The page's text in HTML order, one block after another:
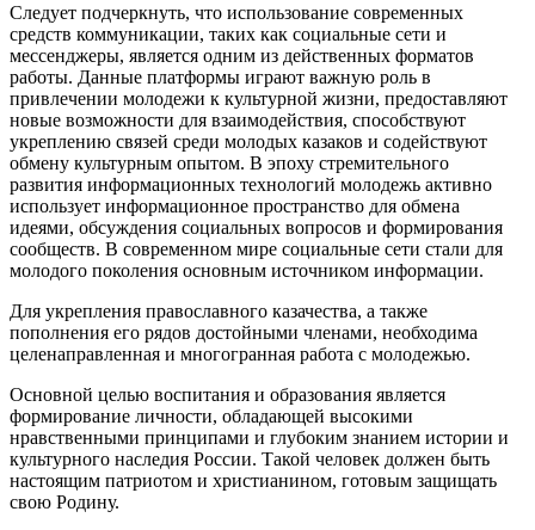
Следует подчеркнуть, что использование современных
средств коммуникации, таких как социальные сети и
мессенджеры, является одним из действенных форматов
работы. Данные платформы играют важную роль в
привлечении молодежи к культурной жизни, предоставляют
новые возможности для взаимодействия, способствуют
укреплению связей среди молодых казаков и содействуют
обмену культурным опытом. В эпоху стремительного
развития информационных технологий молодежь активно
использует информационное пространство для обмена
идеями, обсуждения социальных вопросов и формирования
сообществ. В современном мире социальные сети стали для
молодого поколения основным источником информации.
Для укрепления православного казачества, а также
пополнения его рядов достойными членами, необходима
целенаправленная и многогранная работа с молодежью.
Основной целью воспитания и образования является
формирование личности, обладающей высокими
нравственными принципами и глубоким знанием истории и
культурного наследия России. Такой человек должен быть
настоящим патриотом и христианином, готовым защищать
свою Родину.